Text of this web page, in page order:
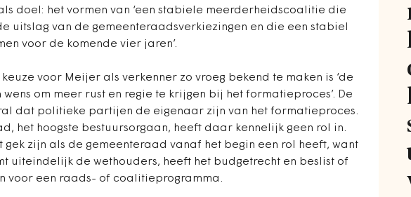
doel: het vormen van ‘een stabiele meerderheidscoalitie die
uitslag van de gemeenteraadsverkiezingen en die een stabiel
voor de komende vier jaren’.
voor Meijer als verkenner zo vroeg bekend te maken is ‘de
om meer rust en regie te krijgen bij het formatieproces’. De
dat politieke partijen de eigenaar zijn van het formatieproces.
het hoogste bestuursorgaan, heeft daar kennelijk geen rol in.
gek zijn als de gemeenteraad vanaf het begin een rol heeft, want
uiteindelijk de wethouders, heeft het budgetrecht en beslist of
voor een raads- of coalitieprogramma.